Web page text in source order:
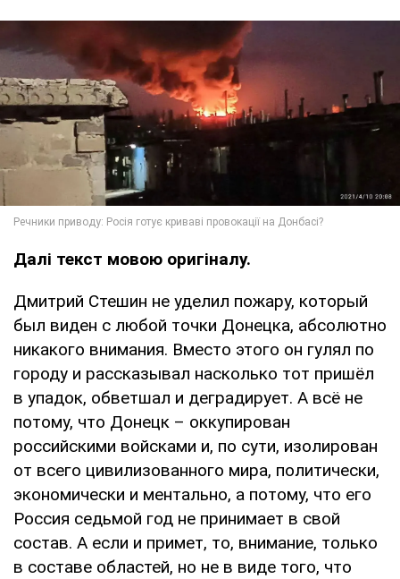
Далі текст мовою оригіналу.
Дмитрий Стешин не уделил пожару, который
был виден с любой точки Донецка, абсолютно
никакого внимания. Вместо этого он гулял по
городу и рассказывал насколько тот пришёл
в упадок, обветшал и деградирует. А всё не
потому, что Донецк – оккупирован
российскими войсками и, по сути, изолирован
от всего цивилизованного мира, политически,
экономически и ментально, а потому, что его
Россия седьмой год не принимает в свой
состав. А если и примет, то, внимание, только
в составе областей, но не в виде того, что